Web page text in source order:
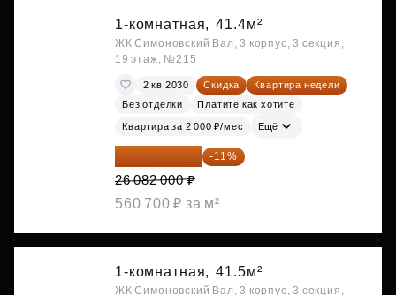
1-комнатная, 41.4м²
ЖК Симоновский Вал, 3 корпус, 3 секция,
19 этаж, №215
2 кв 2030 Скидка
Квартира недели
Без отделки
Платите как хотите
Квартира за 2 000 ₽/мес Ещё
23 212 980 ₽ -11%
26 082 000 ₽
560 700 ₽ за м²
1-комнатная, 41.5м²
ЖК Симоновский Вал, 3 корпус, 3 секция,